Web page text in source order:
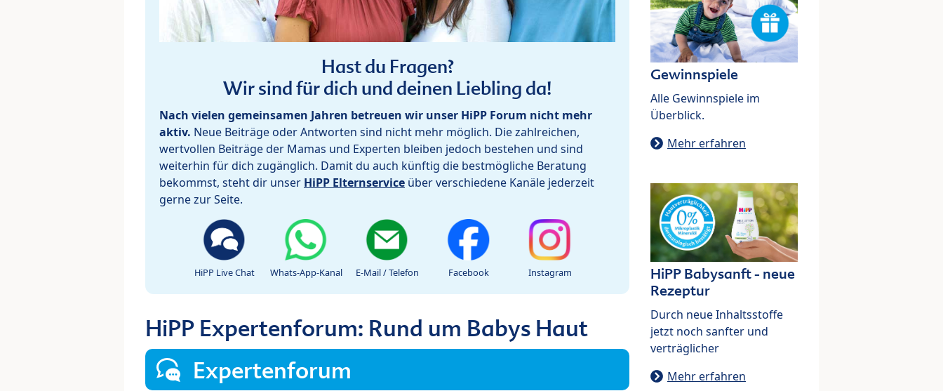
Hast du Fragen?
Wir sind für dich und deinen Liebling da!
Nach vielen gemeinsamen Jahren betreuen wir unser HiPP Forum nicht mehr
aktiv. Neue Beiträge oder Antworten sind nicht mehr möglich. Die zahlreichen,
wertvollen Beiträge der Mamas und Experten bleiben jedoch bestehen und sind
weiterhin für dich zugänglich. Damit du auch künftig die bestmögliche Beratung
bekommst, steht dir unser HiPP Elternservice über verschiedene Kanäle jederzeit
gerne zur Seite.
HiPP Live Chat Whats-App-Kanal E-Mail / Telefon Facebook Instagram
HiPP Expertenforum: Rund um Babys Haut
Expertenforum
Gewinnspiele
Alle Gewinnspiele im
Überblick.
Mehr erfahren
HiPP Babysanft - neue
Rezeptur
Durch neue Inhaltsstoffe
jetzt noch sanfter und
verträglicher
Mehr erfahren